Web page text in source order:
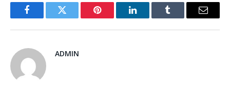
FacebookTwitter Pinterest LinkedInTumblr Email
ADMIN